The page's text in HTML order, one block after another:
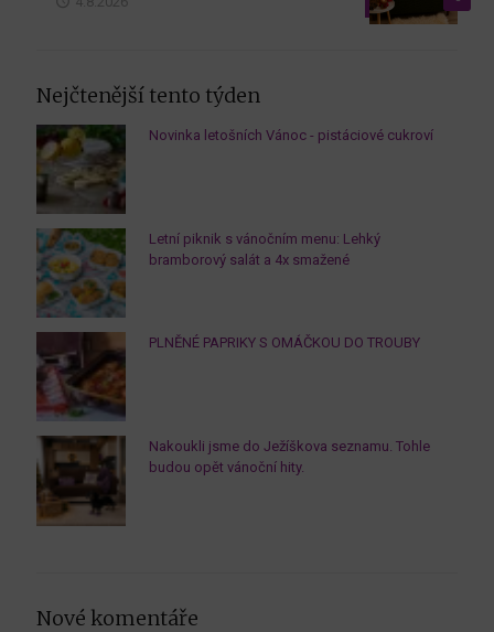
Nejčtenější tento týden
Novinka letošních Vánoc - pistáciové cukroví
Letní piknik s vánočním menu: Lehký
bramborový salát a 4x smažené
PLNĚNÉ PAPRIKY S OMÁČKOU DO TROUBY
Nakoukli jsme do Ježíškova seznamu. Tohle
budou opět vánoční hity.
Nové komentáře